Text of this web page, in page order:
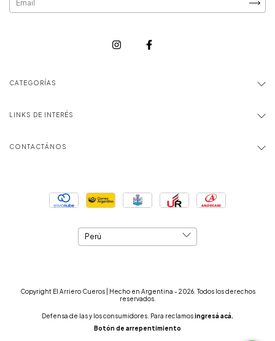
CATEGORÍAS
LINKS DE INTERÉS
CONTACTÁNOS
Copyright El Arriero Cueros | Hecho en Argentina - 2026. Todos los derechos
reservados.
Defensa de las y los consumidores. Para reclamosingresá acá.
Botón de arrepentimiento